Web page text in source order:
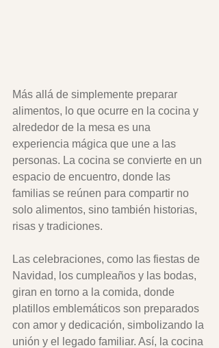
Más allá de simplemente preparar
alimentos, lo que ocurre en la cocina y
alrededor de la mesa es una
experiencia mágica que une a las
personas. La cocina se convierte en un
espacio de encuentro, donde las
familias se reúnen para compartir no
solo alimentos, sino también historias,
risas y tradiciones.
Las celebraciones, como las fiestas de
Navidad, los cumpleaños y las bodas,
giran en torno a la comida, donde
platillos emblemáticos son preparados
con amor y dedicación, simbolizando la
unión y el legado familiar. Así, la cocina